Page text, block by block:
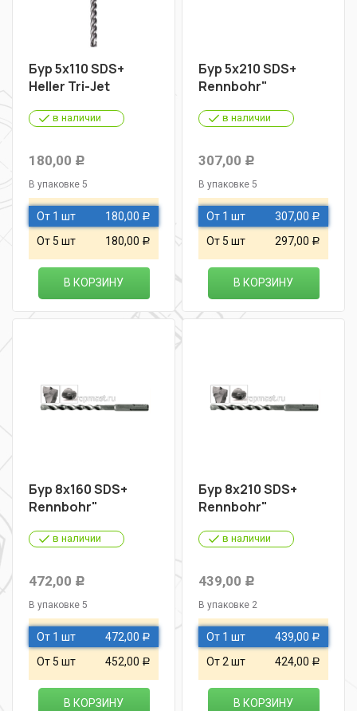
Бур 5х110 SDS+
Heller Tri-Jet
в наличии
180,00 Р
В упаковке 5
От 1 шт 180,00 Р
От 5 шт 180,00 Р
В КОРЗИНУ
Бур 5х210 SDS+
Rennbohr"
в наличии
307,00 Р
В упаковке 5
От 1 шт 307,00 Р
От 5 шт 297,00 Р
В КОРЗИНУ
Бур 8х160 SDS+
Rennbohr"
в наличии
472,00 Р
В упаковке 5
От 1 шт 472,00 Р
От 5 шт 452,00 Р
В КОРЗИНУ
Бур 8х210 SDS+
Rennbohr"
в наличии
439,00 Р
В упаковке 2
От 1 шт 439,00 Р
От 2 шт 424,00 Р
В КОРЗИНУ